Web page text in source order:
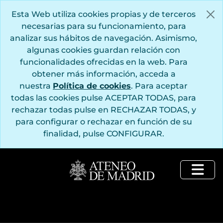
Esta Web utiliza cookies propias y de terceros
necesarias para su funcionamiento, para
analizar sus hábitos de navegación. Asimismo,
algunas cookies guardan relación con
funcionalidades ofrecidas en la web. Para
obtener más información, acceda a
nuestra Política de cookies. Para aceptar
todas las cookies pulse ACEPTAR TODAS, para
rechazar todas pulse en RECHAZAR TODAS, y
para configurar o rechazar en función de su
finalidad, pulse CONFIGURAR.
[Fondo] AM - Fondo Ateneo de Madrid 1835-
[Subfondo] ANT - Documentación anterior a la intervención del Ateneo de Madrid por la Delegación Provincial de Educación Nacional, órgano perteneciente a Falange
[Primera división de fondo] ADMINISTRACIÓN - Gestión administrativa del Ateneo de Madrid
[Subfondo] BIBLIOTECA - Biblioteca
[Subfondo] PUBLICACIONES - Documentación relativa a las publicaciones del Ateneo de Madrid
[Primera división de fondo] SECRETARÍA - Secretaría
[Segunda división de fondo] ACTOS - Documentación relativa a los actos celebrados en el Ateneo de Madrid